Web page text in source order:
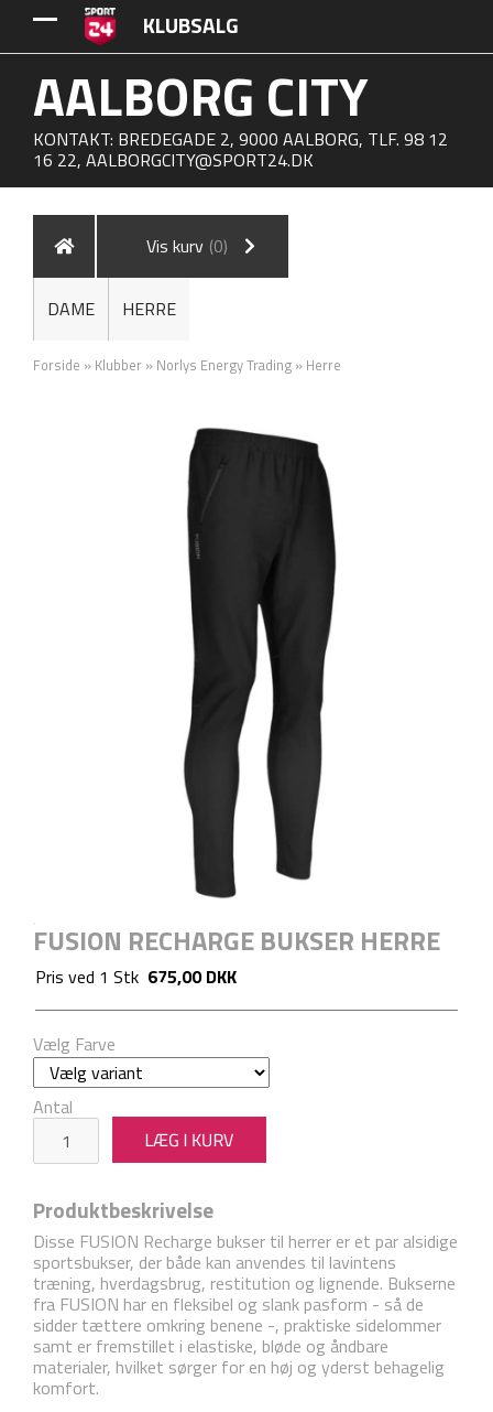
KLUBSALG
AALBORG CITY
KONTAKT: BREDEGADE 2, 9000 AALBORG, TLF. 98 12
16 22, AALBORGCITY@SPORT24.DK
Vis kurv (0)
DAME HERRE
Forside » Klubber » Norlys Energy Trading » Herre
FUSION RECHARGE BUKSER HERRE
Pris ved 1 Stk 675,00 DKK
Vælg Farve
Antal
Produktbeskrivelse
Disse FUSION Recharge bukser til herrer er et par alsidige
sportsbukser, der både kan anvendes til lavintens
træning, hverdagsbrug, restitution og lignende. Bukserne
fra FUSION har en fleksibel og slank pasform - så de
sidder tættere omkring benene -, praktiske sidelommer
samt er fremstillet i elastiske, bløde og åndbare
materialer, hvilket sørger for en høj og yderst behagelig
komfort.